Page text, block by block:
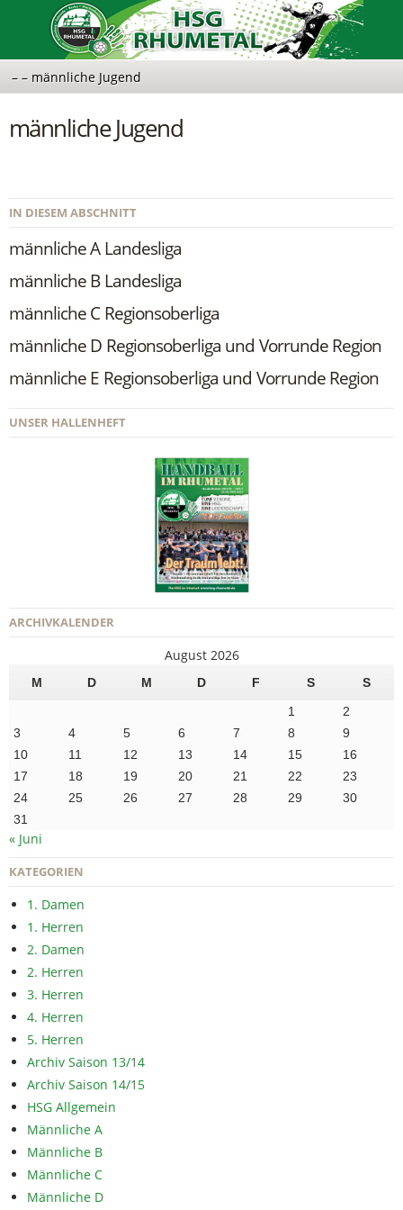
männliche Jugend
IN DIESEM ABSCHNITT
männliche A Landesliga
männliche B Landesliga
männliche C Regionsoberliga
männliche D Regionsoberliga und Vorrunde Region
männliche E Regionsoberliga und Vorrunde Region
UNSER HALLENHEFT
ARCHIVKALENDER
August 2026
M D M D F S
S
1
2
3
4 5 6 7 8
9
10
11 12 13 14 15
16
17
18 19 20 21 22
23
24
25 26 27 28 29
30
31
« Juni
KATEGORIEN
1. Damen
1. Herren
2. Damen
2. Herren
3. Herren
4. Herren
5. Herren
Archiv Saison 13/14
Archiv Saison 14/15
HSG Allgemein
Männliche A
Männliche B
Männliche C
Männliche D